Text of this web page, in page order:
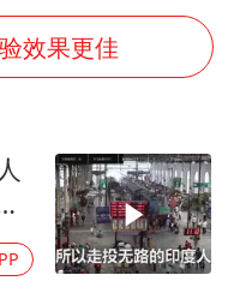
续良好增长态势
女儿为争财产堵门阻挠父亲出殡
U17国足点球大战淘汰河床晋级决赛
新局
效果更佳